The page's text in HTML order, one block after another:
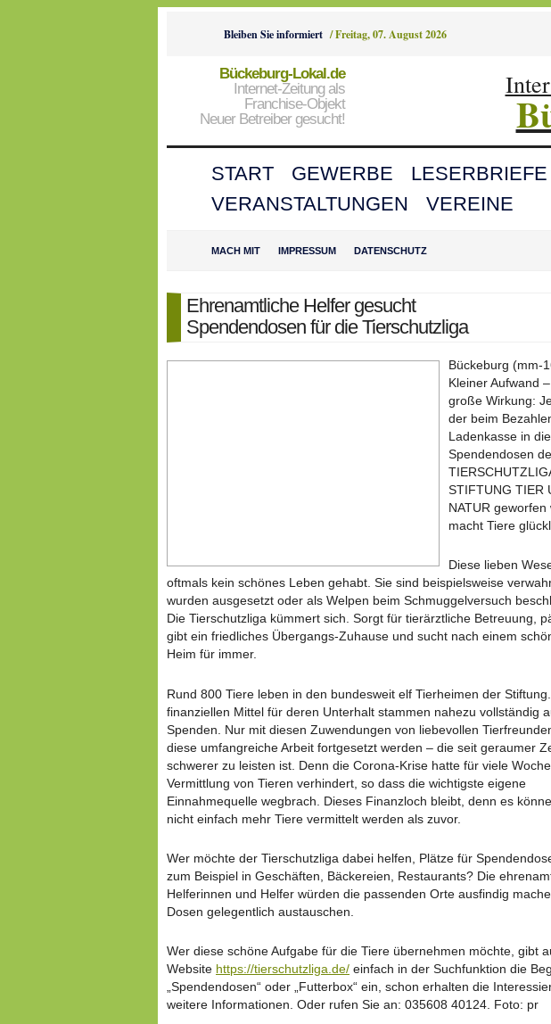
Bleiben Sie informiert /Freitag, 07. August 2026
Bückeburg-Lokal.de
Internet-Zeitung als
Franchise-Objekt
Neuer Betreiber gesucht!
START GEWERBE LESERBRIEFE
VERANSTALTUNGEN
VEREINE
MACH MIT IMPRESSUM DATENSCHUTZ
Ehrenamtliche Helfer gesucht
Spendendosen für die Tierschutzliga
Bückeburg (mm-
Kleiner Aufwand
große Wirkung:
der beim
Ladenkasse in die
Spendendosen
STIFTUNG TIER
NATUR geworfen
macht Tiere
Diese lieben
oftmals kein schönes Leben gehabt. Sie sind beispielsweise
wurden ausgesetzt oder als Welpen beim Schmuggelversuch
Die Tierschutzliga kümmert sich. Sorgt für tierärztliche Betreuung,
gibt ein friedliches Übergangs-Zuhause und sucht nach einem
Heim für immer.
Rund 800 Tiere leben in den bundesweit elf Tierheimen der
finanziellen Mittel für deren Unterhalt stammen nahezu vollständig
Spenden. Nur mit diesen Zuwendungen von liebevollen
diese umfangreiche Arbeit fortgesetzt werden – die seit geraumer
schwerer zu leisten ist. Denn die Corona-Krise hatte für viele
Vermittlung von Tieren verhindert, so dass die wichtigste eigene
Einnahmequelle wegbrach. Dieses Finanzloch bleibt, denn es
nicht einfach mehr Tiere vermittelt werden als zuvor.
Wer möchte der Tierschutzliga dabei helfen, Plätze für
zum Beispiel in Geschäften, Bäckereien, Restaurants? Die
Helferinnen und Helfer würden die passenden Orte ausfindig
Dosen gelegentlich austauschen.
Wer diese schöne Aufgabe für die Tiere übernehmen möchte, gibt
Website https://tierschutzliga.de/ einfach in der Suchfunktion die
„Spendendosen“ oder „Futterbox“ ein, schon erhalten die
weitere Informationen. Oder rufen Sie an: 035608 40124. Foto: pr